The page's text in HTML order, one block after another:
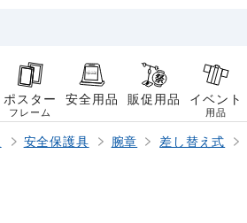
ポスター
フレーム
安全用品 販促用品 イベント
用品
安全保護具 腕章 差し替え式